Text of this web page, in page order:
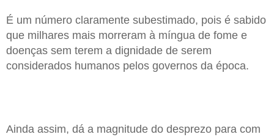
É um número claramente subestimado, pois é sabido
que milhares mais morreram à míngua de fome e
doenças sem terem a dignidade de serem
considerados humanos pelos governos da época.
Ainda assim, dá a magnitude do desprezo para com